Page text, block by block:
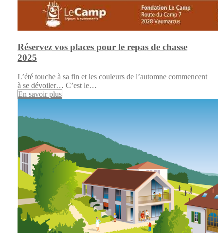
Réservez vos places pour le repas de chasse
2025
L’été touche à sa fin et les couleurs de l’automne commencent
à se dévoiler… C’est le…
En savoir plus